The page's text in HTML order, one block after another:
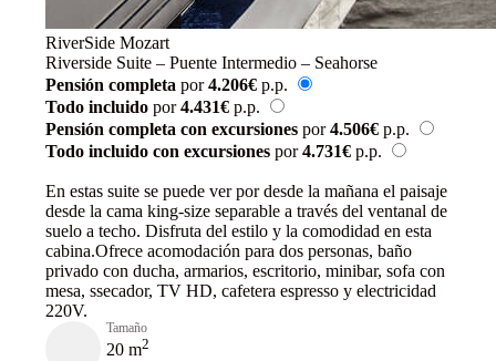
RiverSide Mozart
Riverside Suite – Puente Intermedio – Seahorse
Pensión completa por4.206€ p.p.
Todo incluidopor4.431€ p.p.
Pensión completa con excursionespor4.506€ p.p.
Todo incluido con excursionespor4.731€ p.p.
En estas suite se puede ver por desde la mañana el paisaje
desde la cama king-size separable a través del ventanal de
suelo a techo. Disfruta del estilo y la comodidad en esta
cabina.Ofrece acomodación para dos personas, baño
privado con ducha, armarios, escritorio, minibar, sofa con
mesa, ssecador, TV HD, cafetera espresso y electricidad
220V.
Tamaño
20 m2